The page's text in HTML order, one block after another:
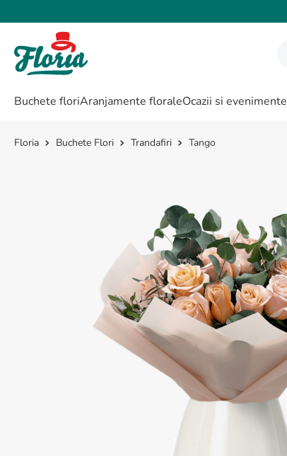
Buchete floriAranjamente floraleOcazii si evenimente
Buchete Flori Trandafiri Tango